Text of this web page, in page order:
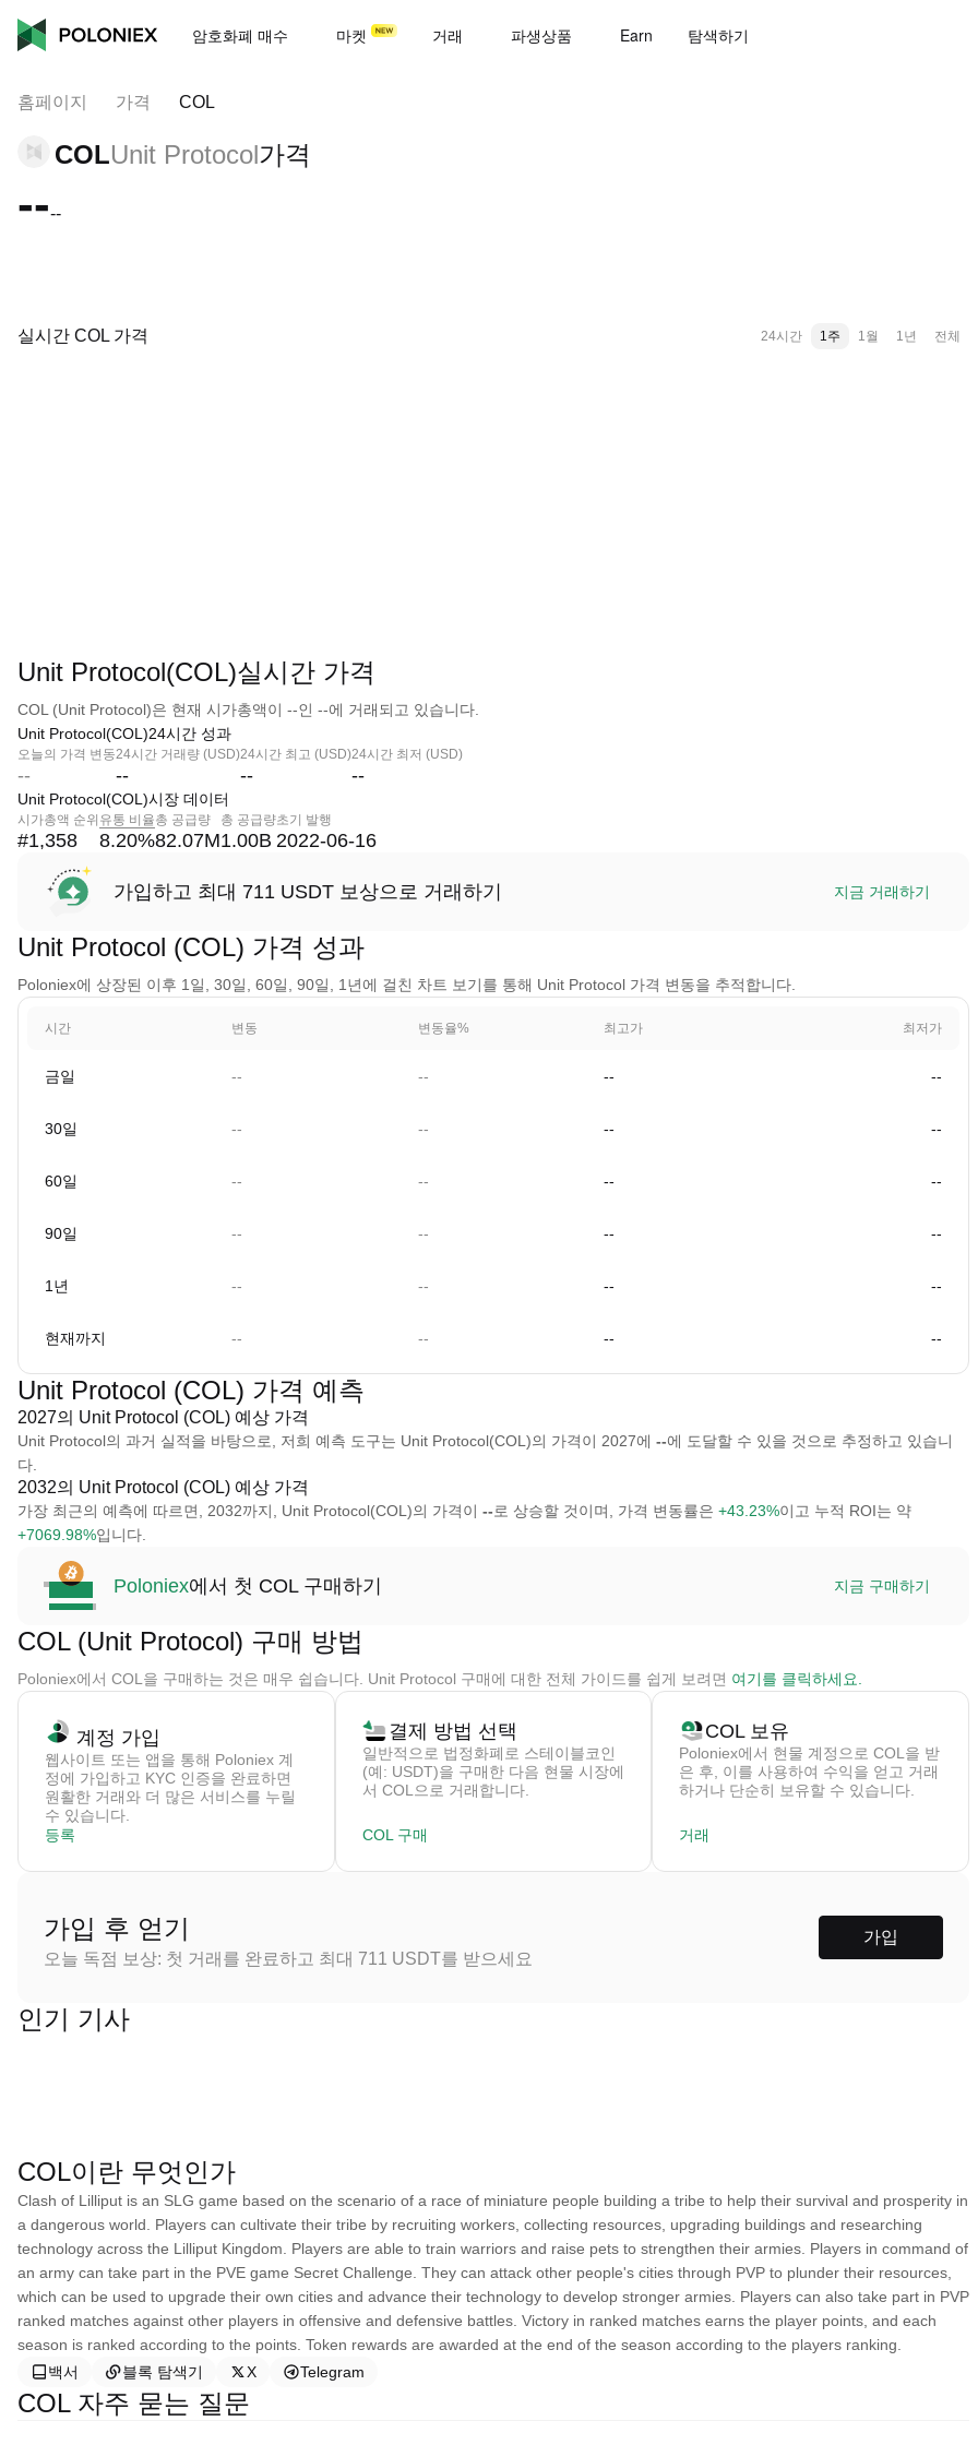
암호화폐 매수 마켓 거래 파생상품 Earn 탐색하기
홈페이지 가격 COL
COLUnit Protocol가격
----
실시간 COL 가격 24시간 1주 1월 1년 전체
Unit Protocol(COL)실시간 가격
COL (Unit Protocol)은 현재 시가총액이 --인 --에 거래되고 있습니다.
Unit Protocol(COL)24시간 성과
오늘의 가격 변동
--
24시간 거래량 (USD)
--
24시간 최고 (USD)
--
24시간 최저 (USD)
--
Unit Protocol(COL)시장 데이터
시가총액 순위
#1,358
유통 비율
8.20%
총 공급량
82.07M
총 공급량
1.00B
초기 발행
2022-06-16
가입하고 최대 711 USDT 보상으로 거래하기 지금 거래하기
Unit Protocol (COL) 가격 성과
Poloniex에 상장된 이후 1일, 30일, 60일, 90일, 1년에 걸친 차트 보기를 통해 Unit Protocol 가격 변동을 추적합니다.
시간 변동 변동율% 최고가 최저가
금일 -- -- -- --
30일 -- -- -- --
60일 -- -- -- --
90일 -- -- -- --
1년 -- -- -- --
현재까지 -- -- -- --
Unit Protocol (COL) 가격 예측
2027의 Unit Protocol (COL) 예상 가격
Unit Protocol의 과거 실적을 바탕으로, 저희 예측 도구는 Unit Protocol(COL)의 가격이 2027에 --에 도달할 수 있을 것으로 추정하고 있습니
다.
2032의 Unit Protocol (COL) 예상 가격
가장 최근의 예측에 따르면, 2032까지, Unit Protocol(COL)의 가격이 --로 상승할 것이며, 가격 변동률은 +43.23%이고 누적 ROI는 약
+7069.98%입니다.
Poloniex에서 첫 COL 구매하기 지금 구매하기
COL (Unit Protocol) 구매 방법
Poloniex에서 COL을 구매하는 것은 매우 쉽습니다. Unit Protocol 구매에 대한 전체 가이드를 쉽게 보려면 여기를 클릭하세요.
계정 가입
웹사이트 또는 앱을 통해 Poloniex 계
정에 가입하고 KYC 인증을 완료하면
원활한 거래와 더 많은 서비스를 누릴
수 있습니다.
등록
결제 방법 선택
일반적으로 법정화폐로 스테이블코인
(예: USDT)을 구매한 다음 현물 시장에
서 COL으로 거래합니다.
COL 구매
COL 보유
Poloniex에서 현물 계정으로 COL을 받
은 후, 이를 사용하여 수익을 얻고 거래
하거나 단순히 보유할 수 있습니다.
거래
가입 후 얻기
오늘 독점 보상: 첫 거래를 완료하고 최대 711 USDT를 받으세요
가입
인기 기사
COL이란 무엇인가
Clash of Lilliput is an SLG game based on the scenario of a race of miniature people building a tribe to help their survival and prosperity in
a dangerous world. Players can cultivate their tribe by recruiting workers, collecting resources, upgrading buildings and researching
technology across the Lilliput Kingdom. Players are able to train warriors and raise pets to strengthen their armies. Players in command of
an army can take part in the PVE game Secret Challenge. They can attack other people's cities through PVP to plunder their resources,
which can be used to upgrade their own cities and advance their technology to develop stronger armies. Players can also take part in PVP
ranked matches against other players in offensive and defensive battles. Victory in ranked matches earns the player points, and each
season is ranked according to the points. Token rewards are awarded at the end of the season according to the players ranking.
백서
블록 탐색기 X Telegram
COL 자주 묻는 질문